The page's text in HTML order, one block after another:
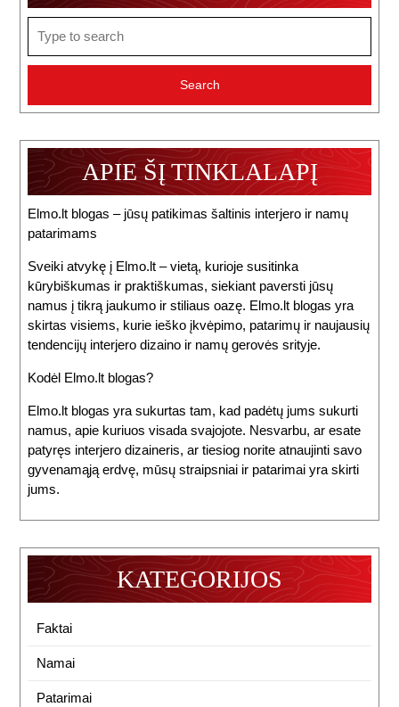
for:
APIE ŠĮ TINKLALAPĮ
Elmo.lt blogas – jūsų patikimas šaltinis interjero ir namų
patarimams
Sveiki atvykę į Elmo.lt – vietą, kurioje susitinka
kūrybiškumas ir praktiškumas, siekiant paversti jūsų
namus į tikrą jaukumo ir stiliaus oazę. Elmo.lt blogas yra
skirtas visiems, kurie ieško įkvėpimo, patarimų ir naujausių
tendencijų interjero dizaino ir namų gerovės srityje.
Kodėl Elmo.lt blogas?
Elmo.lt blogas yra sukurtas tam, kad padėtų jums sukurti
namus, apie kuriuos visada svajojote. Nesvarbu, ar esate
patyręs interjero dizaineris, ar tiesiog norite atnaujinti savo
gyvenamąją erdvę, mūsų straipsniai ir patarimai yra skirti
jums.
KATEGORIJOS
Faktai
Namai
Patarimai